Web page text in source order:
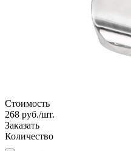
Стоимость
268 руб./шт.
Заказать
Количество